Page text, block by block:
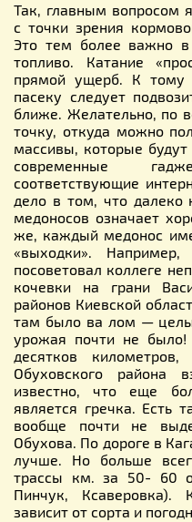
Так, главным вопросом
с точки зрения
Это тем более важно
топливо. Катание
прямой ущерб. К
пасеку следует
ближе. Желательно, по
точку, откуда можно
массивы, которые
современные
соответствующие
дело в том, что далеко
медоносов означает
же, каждый медонос
«выходки».
посоветовал коллеге
кочевки на грани
районов Киевской
там было ва лом —
урожая почти не
десятков
Обуховского района
известно, что еще
является гречка. Есть
вообще почти не
Обухова. По дороге в
лучше. Но больше
трассы км. за 50- 60
Пинчук, Ксаверовка).
зависит от сорта и